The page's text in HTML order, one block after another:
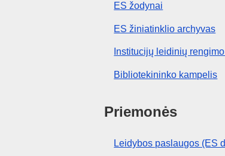
ES žodynai
ES žiniatinklio archyvas
Institucijų leidinių
Bibliotekininko kampelis
Priemonės
Leidybos paslaugos (ES